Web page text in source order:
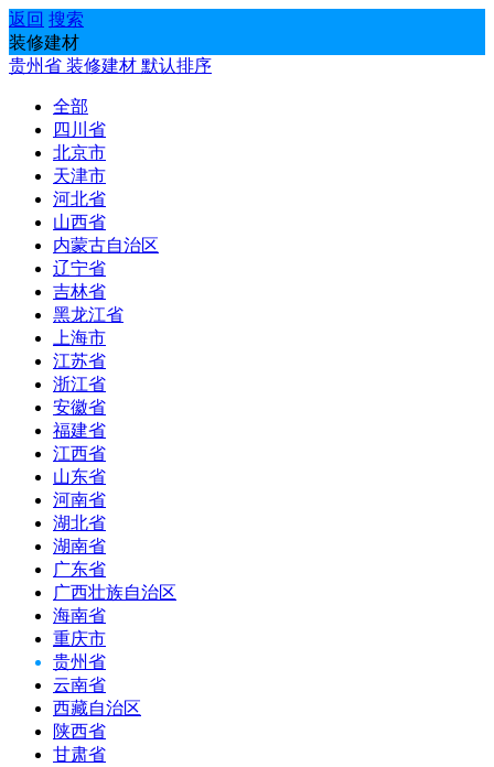
返回 搜索
装修建材
贵州省 装修建材 默认排序
全部
四川省
北京市
天津市
河北省
山西省
内蒙古自治区
辽宁省
吉林省
黑龙江省
上海市
江苏省
浙江省
安徽省
福建省
江西省
山东省
河南省
湖北省
湖南省
广东省
广西壮族自治区
海南省
重庆市
贵州省
云南省
西藏自治区
陕西省
甘肃省